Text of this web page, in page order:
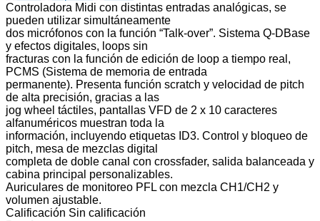
Controladora Midi con distintas entradas analógicas, se
pueden utilizar simultáneamente
dos micrófonos con la función “Talk-over”. Sistema Q-DBase
y efectos digitales, loops sin
fracturas con la función de edición de loop a tiempo real,
PCMS (Sistema de memoria de entrada
permanente). Presenta función scratch y velocidad de pitch
de alta precisión, gracias a las
jog wheel táctiles, pantallas VFD de 2 x 10 caracteres
alfanuméricos muestran toda la
información, incluyendo etiquetas ID3. Control y bloqueo de
pitch, mesa de mezclas digital
completa de doble canal con crossfader, salida balanceada y
cabina principal personalizables.
Auriculares de monitoreo PFL con mezcla CH1/CH2 y
volumen ajustable.
Calificación Sin calificación